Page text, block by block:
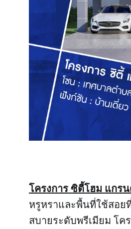
โครงการ ซิตี้โฮม แกร
หรูหราและพื้นที่ใช้สอย
สบายระดับพรีเมียม โค